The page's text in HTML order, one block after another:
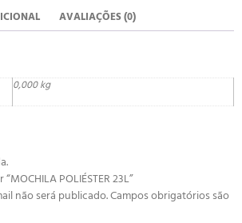
AVALIAÇÕES (0)
0,000 kg
POLIÉSTER 23L”
não será publicado.Campos obrigatórios são